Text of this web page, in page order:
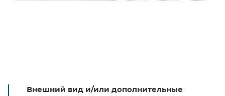
Внешний вид и/или дополнительные